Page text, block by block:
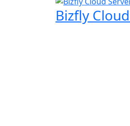
Bizfly